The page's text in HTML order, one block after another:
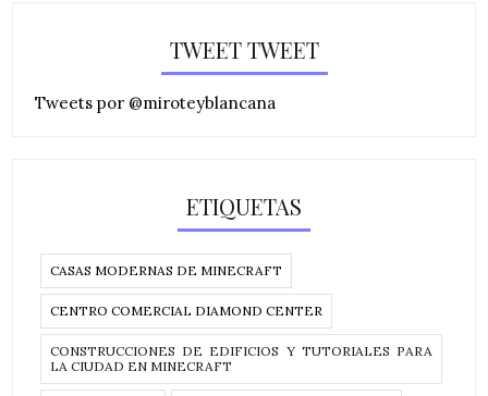
TWEET TWEET
Tweets por @miroteyblancana
ETIQUETAS
CASAS MODERNAS DE MINECRAFT
CENTRO COMERCIAL DIAMOND CENTER
CONSTRUCCIONES DE EDIFICIOS Y TUTORIALES PARA
LA CIUDAD EN MINECRAFT